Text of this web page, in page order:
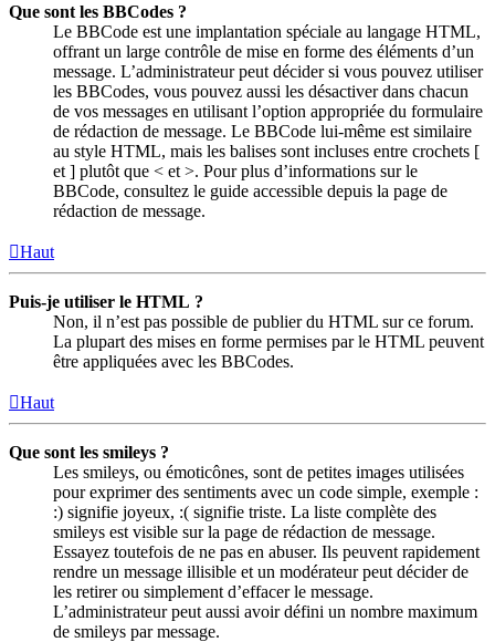
Que sont les BBCodes ?
Le BBCode est une implantation spéciale au langage HTML,
offrant un large contrôle de mise en forme des éléments d’un
message. L’administrateur peut décider si vous pouvez utiliser
les BBCodes, vous pouvez aussi les désactiver dans chacun
de vos messages en utilisant l’option appropriée du formulaire
de rédaction de message. Le BBCode lui-même est similaire
au style HTML, mais les balises sont incluses entre crochets [
et ] plutôt que < et >. Pour plus d’informations sur le
BBCode, consultez le guide accessible depuis la page de
rédaction de message.
Haut
Puis-je utiliser le HTML ?
Non, il n’est pas possible de publier du HTML sur ce forum.
La plupart des mises en forme permises par le HTML peuvent
être appliquées avec les BBCodes.
Haut
Que sont les smileys ?
Les smileys, ou émoticônes, sont de petites images utilisées
pour exprimer des sentiments avec un code simple, exemple :
:) signifie joyeux, :( signifie triste. La liste complète des
smileys est visible sur la page de rédaction de message.
Essayez toutefois de ne pas en abuser. Ils peuvent rapidement
rendre un message illisible et un modérateur peut décider de
les retirer ou simplement d’effacer le message.
L’administrateur peut aussi avoir défini un nombre maximum
de smileys par message.